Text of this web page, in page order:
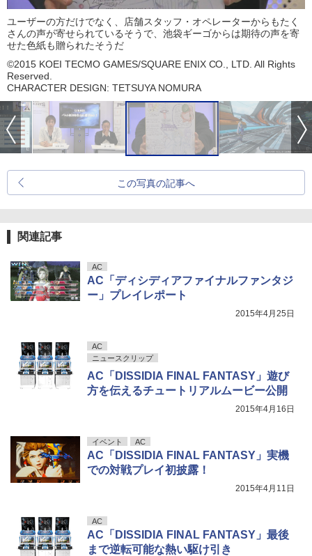
ユーザーの方だけでなく、店舗スタッフ・オペレーターからもたく
さんの声が寄せられているそうで、池袋ギーゴからは期待の声を寄
せた色紙も贈られたそうだ
©2015 KOEI TECMO GAMES/SQUARE ENIX CO., LTD. All Rights
Reserved.
CHARACTER DESIGN: TETSUYA NOMURA
この写真の記事へ
関連記事
AC
AC「ディシディアファイナルファンタジ
ー」プレイレポート
2015年4月25日
AC
ニュースクリップ
AC「DISSIDIA FINAL FANTASY」遊び
方を伝えるチュートリアルムービー公開
2015年4月16日
イベント AC
AC「DISSIDIA FINAL FANTASY」実機
での対戦プレイ初披露！
2015年4月11日
AC
AC「DISSIDIA FINAL FANTASY」最後
まで逆転可能な熱い駆け引き